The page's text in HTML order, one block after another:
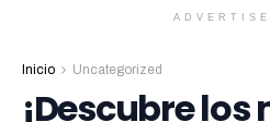
Inicio Uncategorized
¡Descubre los